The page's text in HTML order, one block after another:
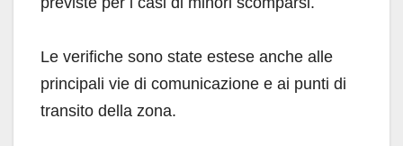
Le verifiche sono state estese anche alle
principali vie di comunicazione e ai punti di
transito della zona.